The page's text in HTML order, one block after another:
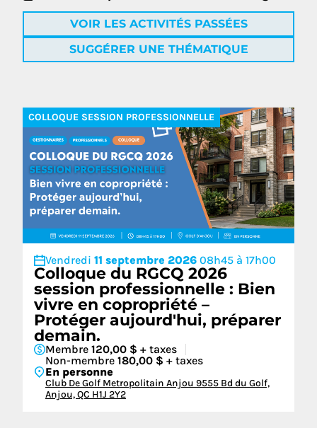
VOIR LES ACTIVITÉS PASSÉES
SUGGÉRER UNE THÉMATIQUE
COLLOQUE SESSION PROFESSIONNELLE
Vendredi 11 septembre 2026 08h45 à 17h00
Colloque du RGCQ 2026
session professionnelle : Bien
vivre en copropriété –
Protéger aujourd'hui, préparer
demain.
Membre 120,00 $ + taxes
Non-membre 180,00 $ + taxes
En personne
Club De Golf Metropolitain Anjou 9555 Bd du Golf,
Anjou, QC H1J 2Y2